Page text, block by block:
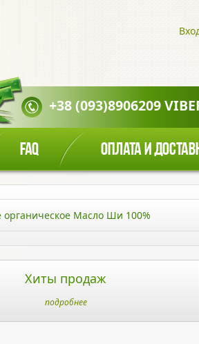
+38 (093)8906209
FAQ ОПЛАТА И
органическое Масло Ши 100%
Хиты продаж
подробнее